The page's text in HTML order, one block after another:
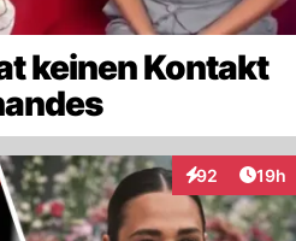
keinen Kontakt
92
Interaktionen
19h